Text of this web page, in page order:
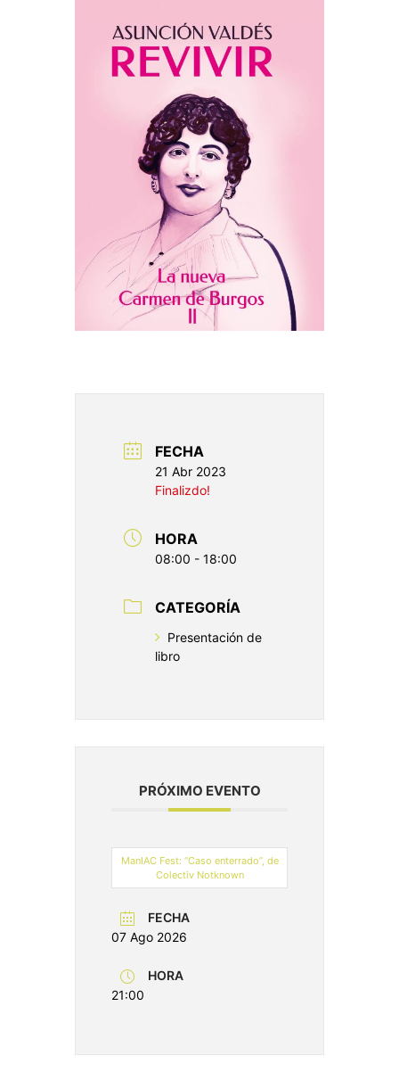
FECHA
21 Abr 2023
Finalizdo!
HORA
08:00 - 18:00
CATEGORÍA
Presentación de
libro
PRÓXIMO EVENTO
ManIAC Fest: “Caso enterrado”, de
Colectiv Notknown
FECHA
07 Ago 2026
HORA
21:00